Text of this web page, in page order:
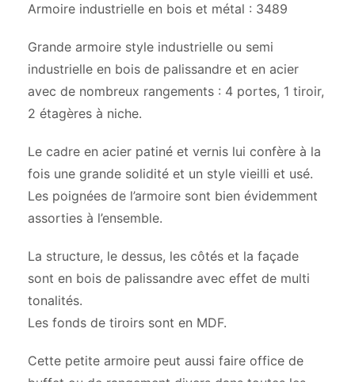
Armoire industrielle en bois et métal : 3489
Grande armoire style industrielle ou semi
industrielle en bois de palissandre et en acier
avec de nombreux rangements : 4 portes, 1 tiroir,
2 étagères à niche.
Le cadre en acier patiné et vernis lui confère à la
fois une grande solidité et un style vieilli et usé.
Les poignées de l’armoire sont bien évidemment
assorties à l’ensemble.
La structure, le dessus, les côtés et la façade
sont en bois de palissandre avec effet de multi
tonalités.
Les fonds de tiroirs sont en MDF.
Cette petite armoire peut aussi faire office de